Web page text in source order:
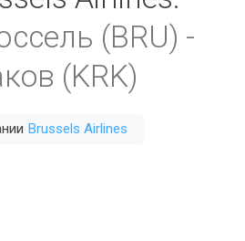
(BRU) -
(KRK)
Brussels Airlines